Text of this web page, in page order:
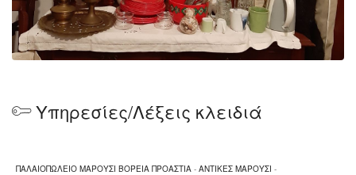
Υπηρεσίες/Λέξεις κλειδιά
ΠΑΛΑΙΟΠΩΛΕΙΟ ΜΑΡΟΥΣΙ ΒΟΡΕΙΑ ΠΡΟΑΣΤΙΑ - ΑΝΤΙΚΕΣ ΜΑΡΟΥΣΙ -